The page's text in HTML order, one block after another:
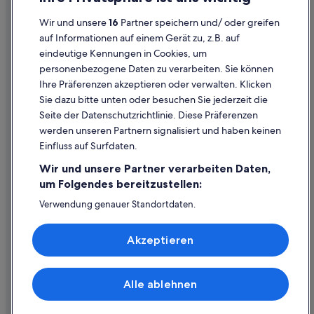
Luxus in Liezen
Hotels mit Wellnessbereich in Liezen
Liezen: Hotels
Zlem Hotels
Rechtliche Hinweise/Kontakt
Inhaltsrichtlinien und Melden von Inhalten
Hilfe
Hilfe
Rückerstattungsprozess und Zeitrahmen
Buchen Sie einen Flug mit einer Gutschrift bei der Fluggesellschaft
Internationale Reisedokumente
© 2026 Expedia, Inc., ein Unternehmen der Expedia Group. Alle Rechte
vorbehalten. Expedia und das Expedia-Logo sind Handelsmarken oder
Wir und unsere16 Partner speichern und/ oder greifen
auf Informationen auf einem Gerät zu, z.B. auf
eindeutige Kennungen in Cookies, um
personenbezogene Daten zu verarbeiten. Sie können
Ihre Präferenzen akzeptieren oder verwalten. Klicken
Sie dazu bitte unten oder besuchen Sie jederzeit die
Seite der Datenschutzrichtlinie. Diese Präferenzen
werden unseren Partnern signalisiert und haben keinen
Einfluss auf Surfdaten.
Wir und unsere Partner verarbeiten Daten,
um Folgendes bereitzustellen:
Verwendung genauer Standortdaten.
Speichern von oder Zugriff auf Informationen auf einem
Endgerät. Personalisierte Werbung und Inhalte, Messung
von Werbeleistung und der Performance von Inhalten,
Liste der Partner (Lieferanten)
Alle ablehnen
Akzeptieren